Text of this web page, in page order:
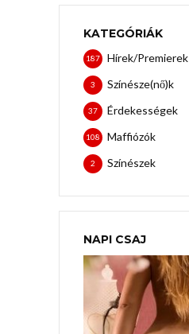
KATEGÓRIÁK
Hírek/Premierek
187
Színésze(nő)k
3
Érdekességek
37
Maffiózók
108
Színészek
2
NAPI CSAJ